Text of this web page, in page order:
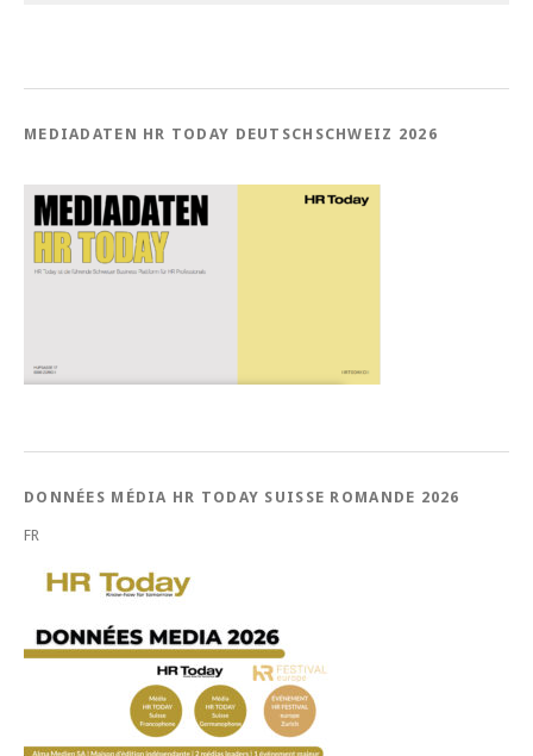
MEDIADATEN HR TODAY DEUTSCHSCHWEIZ 2026
DONNÉES MÉDIA HR TODAY SUISSE ROMANDE 2026
FR